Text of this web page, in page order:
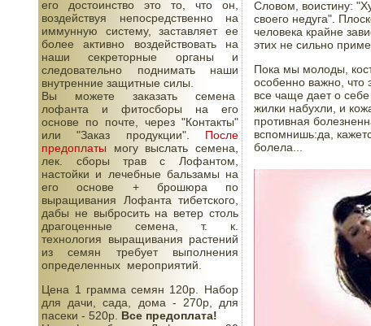
его достоинство это то, что он,
воздействуя непосредственно на
иммунную систему, заставляет ее
более активно воздействовать на
наши секреторные органы и
следовательно поднимать наши
внутренние защитные силы.
Вы можете заказать семена
лофанта и фитосборы на его
основе по почте, через "Контакты"
или "Заказ продукции". После
предоплаты могу выслать семена,
лек. сборы трав с Лофантом,
настойки и лечебные бальзамы на
его основе + брошюра по
выращивания Лофанта тибетского,
дабы не выбросить на ветер столь
драгоценные семена, т. к.
технология выращивания растений
из семян требует выполнения
определенных мероприятий.
Цена 1 грамма семян 120р. Набор
для дачи, сада, дома - 270р, для
пасеки - 520р. Все предоплата!
Словом, воистину:
своего недуга".
человека крайне
этих не сильно
Пока мы молоды,
особенно важно, что
все чаще дает о
жилки набухли, и
противная
вспомнишь:да,
болела...